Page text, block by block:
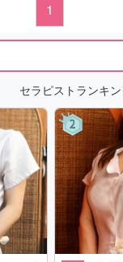
1
セラピストランキ